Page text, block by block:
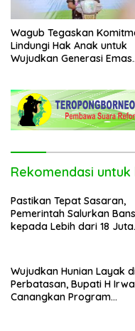
Wagub Tegaskan
Lindungi Hak Anak untuk
Wujudkan Generasi Emas
Rekomendasi untuk
Pastikan Tepat Sasaran,
Pemerintah Salurkan
kepada Lebih dari 18 Juta
Wujudkan Hunian Layak
Perbatasan, Bupati H
Canangkan Program